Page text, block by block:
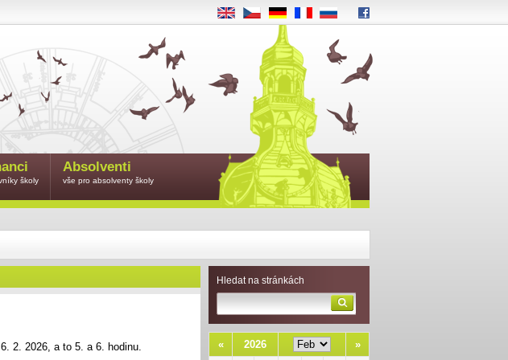
2. 2026, a to 5. a 6. hodinu.
Hledat na stránkách
« 2026 »
školy
Absolventi
vše pro absolventy školy
EN CS DE RU